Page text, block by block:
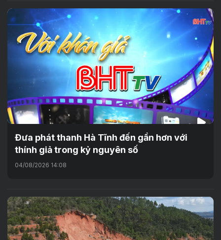
Đưa phát thanh Hà Tĩnh đến gần hơn với
thính giả trong kỷ nguyên số
04/08/2026 14:08